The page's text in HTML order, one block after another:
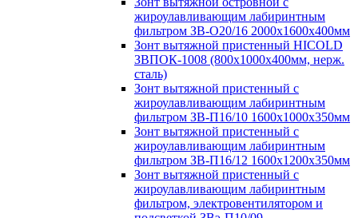
жироулавливающим лабиринтным
фильтром ЗВ-О20/16 2000х1600х400мм
Зонт вытяжной пристенный HICOLD
ЗВПОК-1008 (800х1000х400мм, нерж.
сталь)
Зонт вытяжной пристенный с
жироулавливающим лабиринтным
фильтром ЗВ-П16/10 1600х1000х350мм
Зонт вытяжной пристенный с
жироулавливающим лабиринтным
фильтром ЗВ-П16/12 1600х1200х350мм
Зонт вытяжной пристенный с
жироулавливающим лабиринтным
фильтром, электровентилятором и